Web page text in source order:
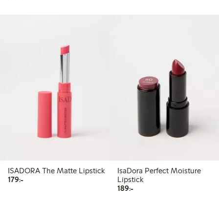
ISADORA The Matte Lipstick
179:-179,00 kr
IsaDora Perfect Moisture
Lipstick
189:-189,00 kr